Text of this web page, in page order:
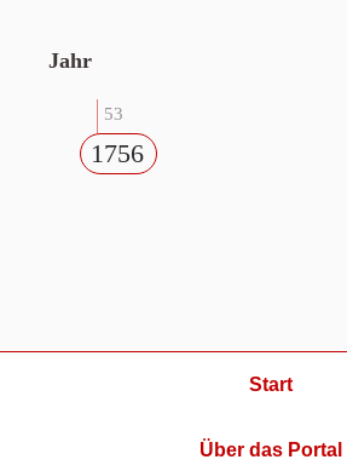
Jahr
53
1756
Start
Über das Portal